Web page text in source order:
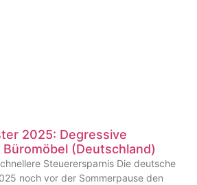
2025: Degressive
(Deutschland)
Steuerersparnis Die deutsche
noch vor der Sommerpause den